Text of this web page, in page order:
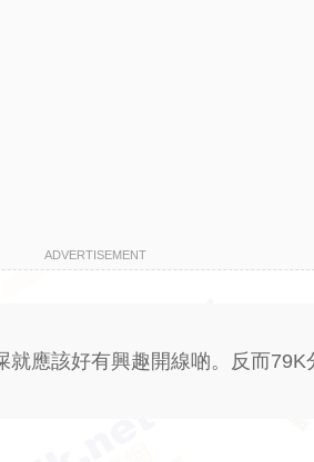
ADVERTISEMENT
應該好有興趣開線啲。反而79K